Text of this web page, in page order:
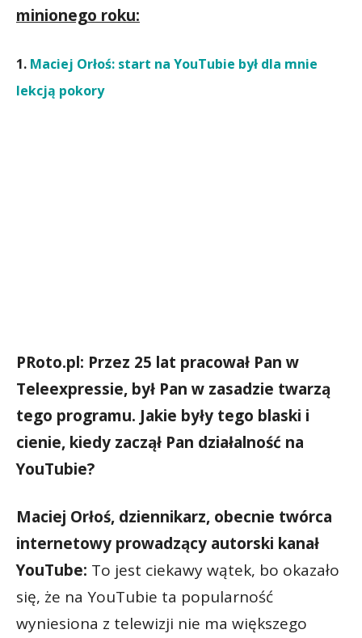
minionego roku:
1. Maciej Orłoś: start na YouTubie był dla mnie
lekcją pokory
PRoto.pl: Przez 25 lat pracował Pan w
Teleexpressie, był Pan w zasadzie twarzą
tego programu. Jakie były tego blaski i
cienie, kiedy zaczął Pan działalność na
YouTubie?
Maciej Orłoś, dziennikarz, obecnie twórca
internetowy prowadzący autorski kanał
YouTube: To jest ciekawy wątek, bo okazało
się, że na YouTubie ta popularność
wyniesiona z telewizji nie ma większego